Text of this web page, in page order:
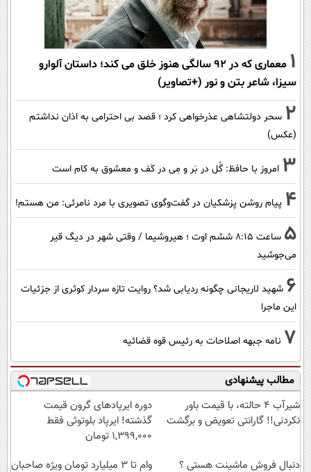
1
معماری که در 92 سالگی هنوز خلق می کند؛ داستان آلوارو
سیزا، شاعر بتن و نور (+تصاویر)
2 سحر دولتشاهی عذرخواهی کرد ؛ قصد بی احترامی به اذان نداشتم
(عکس)
3 امروز با حافظ: گُل در بَر و مِی در کَف و معشوق به کام است
4 پیام روشن پزشکیان در گفت‌و‌گوی تصویری با مرد نامرئی: من هستم!
5
ساعت ۸:۱۵ ششم اوت ؛ هیروشیما / وقتی شهر در دیگ قیر
می‌جوشید
6 شهید لاریجانی چگونه ردیابی شد؟ روایت تازه سردار کوثری از جزئیات
این ماجرا
7 نامه جبهه اصلاحات به رئیس قوه قضائیه
مطالب پیشنهادی
شیر‌آب ۴ حالته، با قیمت باور
نکردنی!! گارانتی تعویض و برگشت
دوره ایرپاد‌های گرون قیمت
گذشته! ایرپاد بلوتوثی فقط
1,399,000 تومان
دنبال فروش ماشینت هستی ؟
وام تا ۳ میلیارد تومان ویژه صاحبان